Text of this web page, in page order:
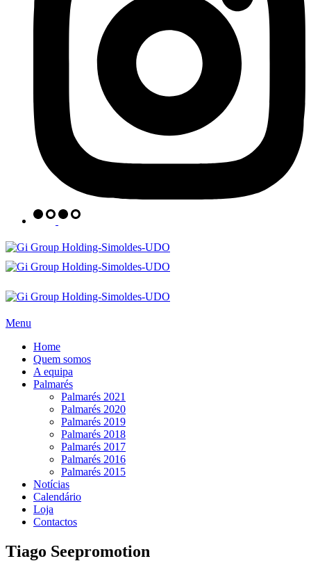
Menu
Home
Quem somos
A equipa
Palmarés
Palmarés 2021
Palmarés 2020
Palmarés 2019
Palmarés 2018
Palmarés 2017
Palmarés 2016
Palmarés 2015
Notícias
Calendário
Loja
Contactos
Tiago Seepromotion